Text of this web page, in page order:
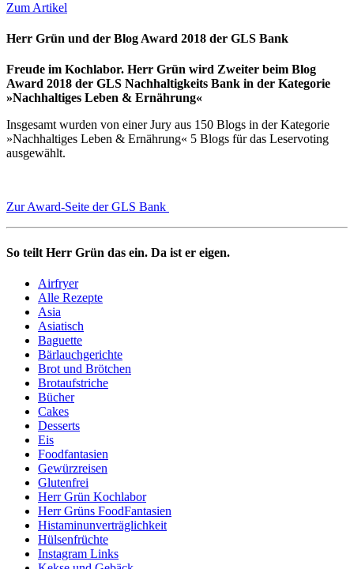
Zum Artikel
Herr Grün und der Blog Award 2018 der GLS Bank
Freude im Kochlabor. Herr Grün wird Zweiter beim Blog
Award 2018 der GLS Nachhaltigkeits Bank in der Kategorie
»Nachhaltiges Leben & Ernährung«
Insgesamt wurden von einer Jury aus 150 Blogs in der Kategorie
»Nachhaltiges Leben & Ernährung« 5 Blogs für das Leservoting
ausgewählt.
Zur Award-Seite der GLS Bank
So teilt Herr Grün das ein. Da ist er eigen.
Airfryer
Alle Rezepte
Asia
Asiatisch
Baguette
Bärlauchgerichte
Brot und Brötchen
Brotaufstriche
Bücher
Cakes
Desserts
Eis
Foodfantasien
Gewürzreisen
Glutenfrei
Herr Grün Kochlabor
Herr Grüns FoodFantasien
Histaminunverträglichkeit
Hülsenfrüchte
Instagram Links